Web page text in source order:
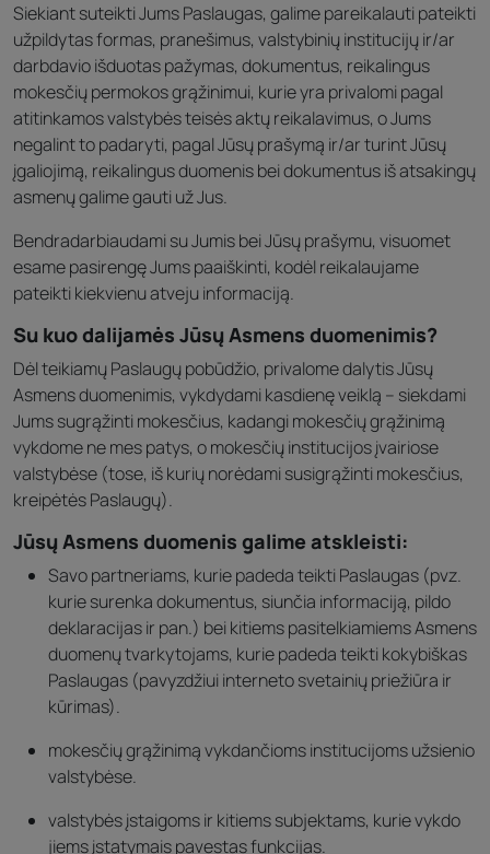
Siekiant suteikti Jums Paslaugas, galime pareikalauti pateikti
užpildytas formas, pranešimus, valstybinių institucijų ir/ar
darbdavio išduotas pažymas, dokumentus, reikalingus
mokesčių permokos grąžinimui, kurie yra privalomi pagal
atitinkamos valstybės teisės aktų reikalavimus, o Jums
negalint to padaryti, pagal Jūsų prašymą ir/ar turint Jūsų
įgaliojimą, reikalingus duomenis bei dokumentus iš atsakingų
asmenų galime gauti už Jus.
Bendradarbiaudami su Jumis bei Jūsų prašymu, visuomet
esame pasirengę Jums paaiškinti, kodėl reikalaujame
pateikti kiekvienu atveju informaciją.
Su kuo dalijamės Jūsų Asmens duomenimis?
Dėl teikiamų Paslaugų pobūdžio, privalome dalytis Jūsų
Asmens duomenimis, vykdydami kasdienę veiklą – siekdami
Jums sugrąžinti mokesčius, kadangi mokesčių grąžinimą
vykdome ne mes patys, o mokesčių institucijos įvairiose
valstybėse (tose, iš kurių norėdami susigrąžinti mokesčius,
kreipėtės Paslaugų).
Jūsų Asmens duomenis galime atskleisti:
Savo partneriams, kurie padeda teikti Paslaugas (pvz.
kurie surenka dokumentus, siunčia informaciją, pildo
deklaracijas ir pan.) bei kitiems pasitelkiamiems Asmens
duomenų tvarkytojams, kurie padeda teikti kokybiškas
Paslaugas (pavyzdžiui interneto svetainių priežiūra ir
kūrimas).
mokesčių grąžinimą vykdančioms institucijoms užsienio
valstybėse.
valstybės įstaigoms ir kitiems subjektams, kurie vykdo
jiems įstatymais pavestas funkcijas.